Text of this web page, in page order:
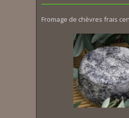
Fromage de chèvres frais